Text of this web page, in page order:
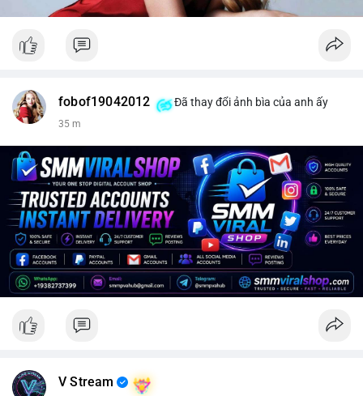
fobof19042012 Đã thay đổi ảnh bìa của anh ấy
35 m
V Stream